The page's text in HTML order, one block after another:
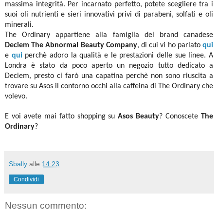
massima integrità. Per incarnato perfetto, potete scegliere tra i
suoi oli nutrienti e sieri innovativi privi di parabeni, solfati e oli
minerali.
The Ordinary appartiene alla famiglia del brand canadese
Deciem The Abnormal Beauty Company, di cui vi ho parlatoqui
e qui perchè adoro la qualità e le prestazioni delle sue linee. A
Londra è stato da poco aperto un negozio tutto dedicato a
Deciem, presto ci farò una capatina perchè non sono riuscita a
trovare su Asos il contorno occhi alla caffeina di The Ordinary che
volevo.
E voi avete mai fatto shopping suAsos Beauty? ConosceteThe
Ordinary?
Sbally alle 14:23
Condividi
Nessun commento: